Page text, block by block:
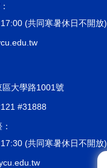
(共同寒暑休日不開放)
區大學路1001號
#31888
(共同寒暑休日不開放)